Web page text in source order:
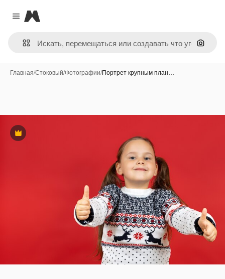
Close menu
Magnific
Поиск
Главная/Стоковый/Фотографии/Портрет крупным план…
Премиум